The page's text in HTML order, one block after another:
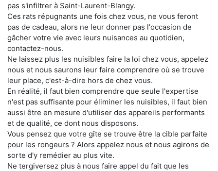
pas s'infiltrer à Saint-Laurent-Blangy.
Ces rats répugnants une fois chez vous, ne vous feront
pas de cadeau, alors ne leur donner pas l'occasion de
gâcher votre vie avec leurs nuisances au quotidien,
contactez-nous.
Ne laissez plus les nuisibles faire la loi chez vous, appelez
nous et nous saurons leur faire comprendre où se trouve
leur place, c'est-à-dire hors de chez vous.
En réalité, il faut bien comprendre que seule l'expertise
n'est pas suffisante pour éliminer les nuisibles, il faut bien
aussi être en mesure d'utiliser des appareils performants
et de qualité, ce dont nous disposons.
Vous pensez que votre gîte se trouve être la cible parfaite
pour les rongeurs ? Alors appelez nous et nous agirons de
sorte d'y remédier au plus vite.
Ne tergiversez plus à nous faire appel du fait que les